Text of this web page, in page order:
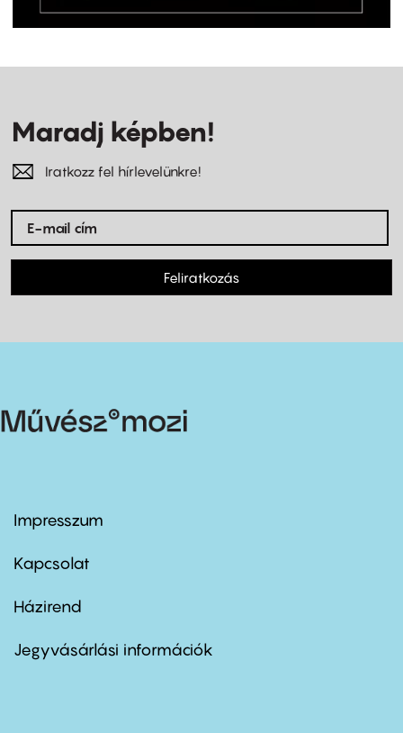
Maradj képben!
Iratkozz fel hírlevelünkre!
Feliratkozás
Footer
first
Impresszum
Kapcsolat
Footer
second
Házirend
Jegyvásárlási információk